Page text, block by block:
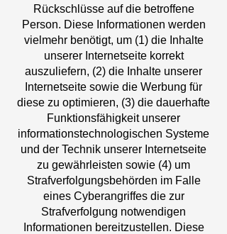
Rückschlüsse auf die betroffene
Person. Diese Informationen werden
vielmehr benötigt, um (1) die Inhalte
unserer Internetseite korrekt
auszuliefern, (2) die Inhalte unserer
Internetseite sowie die Werbung für
diese zu optimieren, (3) die dauerhafte
Funktionsfähigkeit unserer
informationstechnologischen Systeme
und der Technik unserer Internetseite
zu gewährleisten sowie (4) um
Strafverfolgungsbehörden im Falle
eines Cyberangriffes die zur
Strafverfolgung notwendigen
Informationen bereitzustellen. Diese